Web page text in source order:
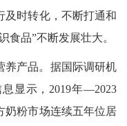
及时转化，不断打通和
食品”不断发展壮大。
养产品。据国际调研机
显示，2019年—2023
奶粉市场连续五年位居